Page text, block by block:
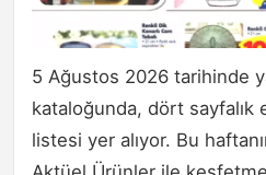
5 Ağustos 2026 tarihinde
kataloğunda, dört sayfalık
listesi yer alıyor. Bu